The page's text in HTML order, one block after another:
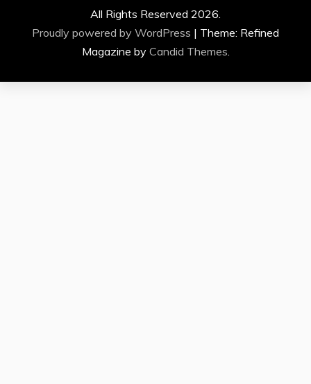
All Rights Reserved 2026.
Proudly powered by WordPress | Theme: Refined
Magazine by Candid Themes